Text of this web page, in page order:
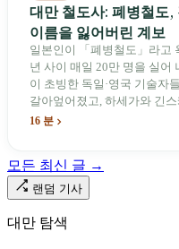
대만 철도사: 폐병철도
이름을 잃어버린 계보
일본인이 「폐병철도」라고
년 사이 매일 20만 명을 실어
이 초빙한 독일·영국 기술자
갈아엎어졌고, 하세가와 긴
이름과 번호가 바뀌었다. 세
다. 마침내 푸유마·타로코 세
로 위에 깔렸다.
16 분
모든 최신 글 →
랜덤 기사
대만 탐색